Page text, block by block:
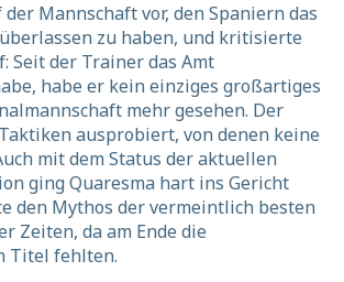
Mannschaft vor, den Spaniern das
zu haben, und kritisierte
Seit der Trainer das Amt
habe er kein einziges großartiges
mehr gesehen. Der
ausprobiert, von denen keine
mit dem Status der aktuellen
ging Quaresma hart ins Gericht
den Mythos der vermeintlich besten
Zeiten, da am Ende die
Titel fehlten.